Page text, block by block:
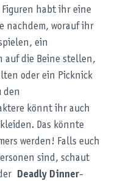
habt ihr eine
nachdem, worauf ihr
ein
auf die Beine stellen,
oder ein Picknick
den
könnt ihr auch
Das könnte
werden! Falls euch
sind, schaut
Deadly Dinner-